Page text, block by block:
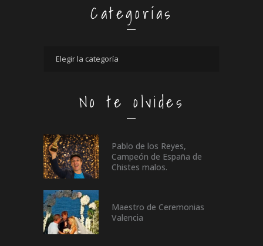
Categorías
No te olvides
Pablo de los Reyes,
Campeón de España de
Chistes malos.
Maestro de Ceremonias
Valencia